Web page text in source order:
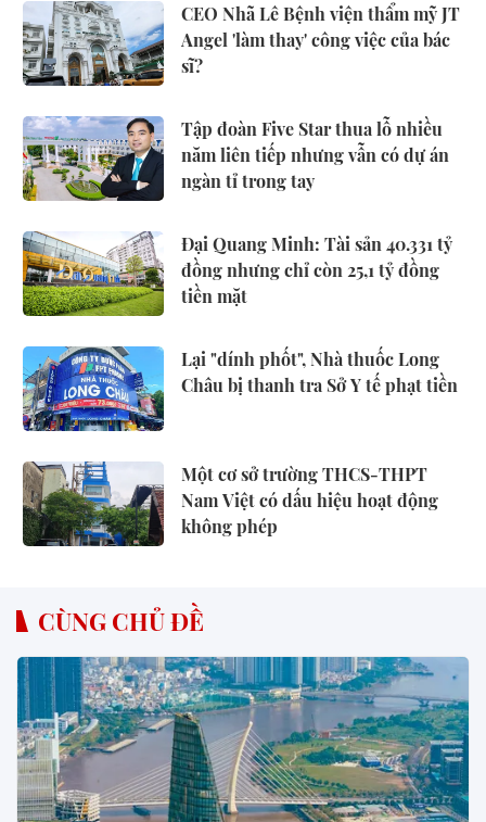
CEO Nhã Lê Bệnh viện thẩm mỹ JT
Angel 'làm thay' công việc của bác
sĩ?
Tập đoàn Five Star thua lỗ nhiều
năm liên tiếp nhưng vẫn có dự án
ngàn tỉ trong tay
Đại Quang Minh: Tài sản 40.331 tỷ
đồng nhưng chỉ còn 25,1 tỷ đồng
tiền mặt
Lại "dính phốt", Nhà thuốc Long
Châu bị thanh tra Sở Y tế phạt tiền
Một cơ sở trường THCS-THPT
Nam Việt có dấu hiệu hoạt động
không phép
CÙNG CHỦ ĐỀ